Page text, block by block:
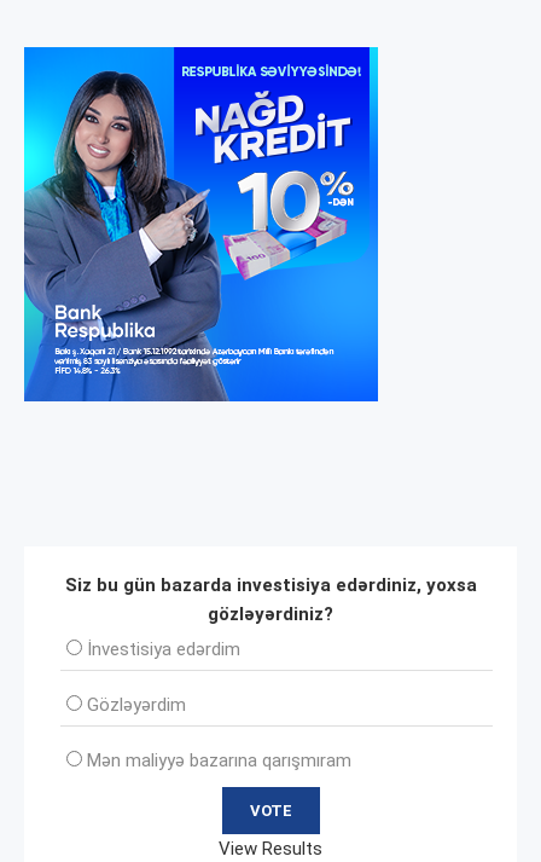
Siz bu gün bazarda investisiya edərdiniz, yoxsa
gözləyərdiniz?
İnvеstisiya edərdim
Gözləyərdim
Mən maliyyə bazarına qarışmıram
View Results